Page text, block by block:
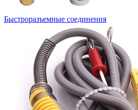
Быстроразъемные соединения